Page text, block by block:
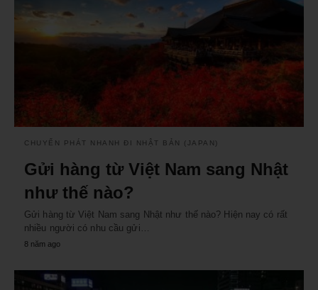
CHUYỂN PHÁT NHANH ĐI NHẬT BẢN (JAPAN)
Gửi hàng từ Việt Nam sang Nhật
như thế nào?
Gửi hàng từ Việt Nam sang Nhật như thế nào? Hiện nay có rất
nhiều người có nhu cầu gửi…
8 năm ago